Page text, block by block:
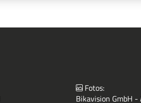
Fotos:
Bikavision GmbH